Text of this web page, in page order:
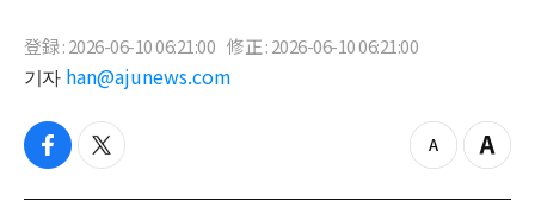
登録 : 2026-06-10 06:21:00 修正 : 2026-06-10 06:21:00
기자 han@ajunews.com
f
c
t
i
z
o
Z
o